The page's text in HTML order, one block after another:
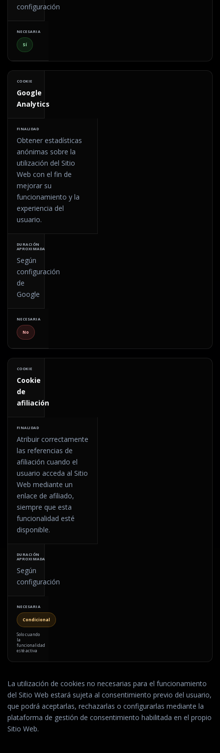
configuración
Sí
Google
Analytics
Obtener estadísticas
anónimas sobre la
utilización del Sitio
Web con el fin de
mejorar su
funcionamiento y la
experiencia del
usuario.
Según
configuración
de
Google
No
Cookie
de
afiliación
Atribuir correctamente
las referencias de
afiliación cuando el
usuario acceda al Sitio
Web mediante un
enlace de afiliado,
siempre que esta
funcionalidad esté
disponible.
Según
configuración
Condicional
Solo cuando
la
funcionalidad
esté activa
La utilización de cookies no necesarias para el funcionamiento
del Sitio Web estará sujeta al consentimiento previo del usuario,
que podrá aceptarlas, rechazarlas o configurarlas mediante la
plataforma de gestión de consentimiento habilitada en el propio
Sitio Web.